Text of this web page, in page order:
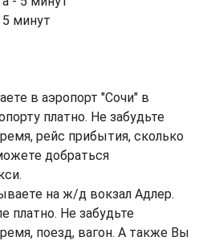
минут
в аэропорт "Сочи" в
платно. Не забудьте
рейс прибытия, сколько
добраться
на ж/д вокзал Адлер.
платно. Не забудьте
поезд, вагон. А также Вы